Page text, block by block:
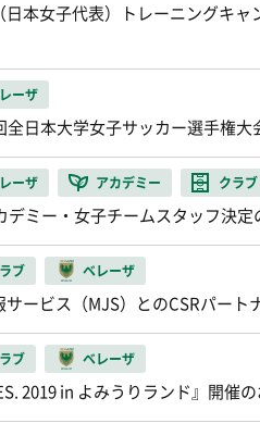
日本女子代表）トレーニングキ
ーザ
全日本大学女子サッカー選手権
ーザ アカデミー クラブ
ミー・女子チームスタッフ決定
ブ ベレーザ
ービス（MJS）とのCSRパート
ブ ベレーザ
2019 in よみうりランド』開催